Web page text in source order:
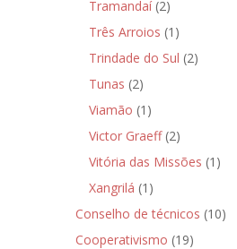
Tramandaí(2)
Três Arroios (1)
Trindade do Sul (2)
Tunas (2)
Viamão (1)
Victor Graeff(2)
Vitória das Missões (1)
Xangrilá (1)
Conselho de técnicos (10)
Cooperativismo (19)